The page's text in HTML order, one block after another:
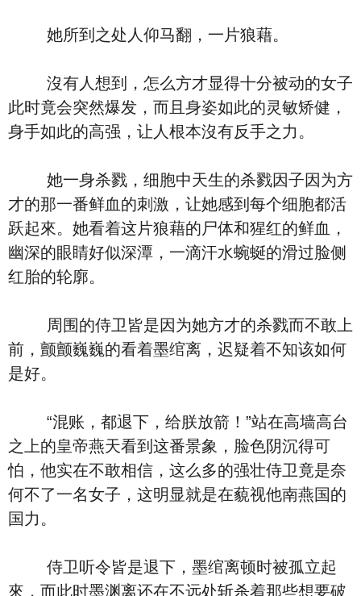
她所到之处人仰马翻，一片狼藉。
沒有人想到，怎么方才显得十分被动的女子
此时竟会突然爆发，而且身姿如此的灵敏矫健，
身手如此的高强，让人根本沒有反手之力。
她一身杀戮，细胞中天生的杀戮因子因为方
才的那一番鲜血的刺激，让她感到每个细胞都活
跃起來。她看着这片狼藉的尸体和猩红的鲜血，
幽深的眼睛好似深潭，一滴汗水蜿蜒的滑过脸侧
红胎的轮廓。
周围的侍卫皆是因为她方才的杀戮而不敢上
前，颤颤巍巍的看着墨绾离，迟疑着不知该如何
是好。
“混账，都退下，给朕放箭！”站在高墙高台
之上的皇帝燕天看到这番景象，脸色阴沉得可
怕，他实在不敢相信，这么多的强壮侍卫竟是奈
何不了一名女子，这明显就是在藐视他南燕国的
国力。
侍卫听令皆是退下，墨绾离顿时被孤立起
來，而此时墨渊离还在不远处斩杀着那些想要破